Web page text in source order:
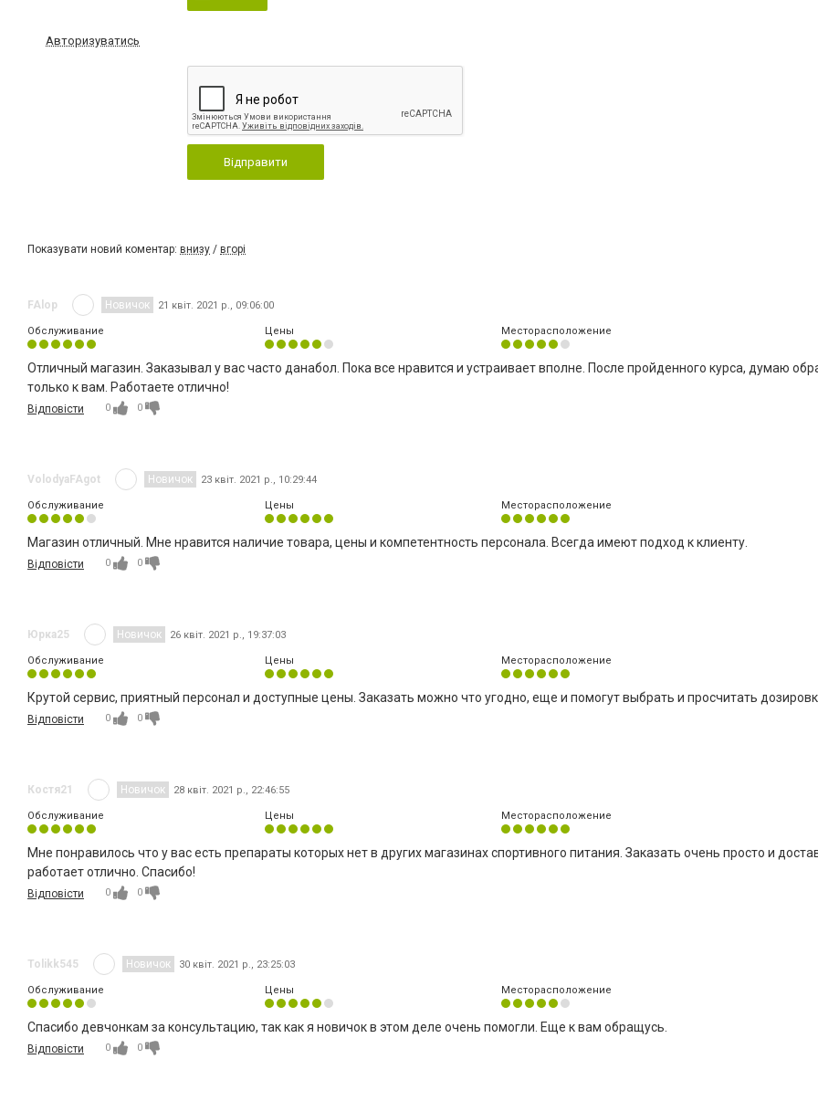
Авторизуватись
Відправити
Показувати новий коментар: внизу / вгорі
FAlop Новичок 21 квіт. 2021 р., 09:06:00
Обслуживание Цены Месторасположение
Отличный магазин. Заказывал у вас часто данабол. Пока все нравится и устраивает вполне. После пройденного курса, думаю
только к вам. Работаете отлично!
Відповісти 0 0
VolodyaFAgot Новичок 23 квіт. 2021 р., 10:29:44
Обслуживание Цены Месторасположение
Магазин отличный. Мне нравится наличие товара, цены и компетентность персонала. Всегда имеют подход к клиенту.
Відповісти 0 0
Юрка25 Новичок 26 квіт. 2021 р., 19:37:03
Обслуживание Цены Месторасположение
Крутой сервис, приятный персонал и доступные цены. Заказать можно что угодно, еще и помогут выбрать и просчитать
Відповісти 0 0
Костя21 Новичок 28 квіт. 2021 р., 22:46:55
Обслуживание Цены Месторасположение
Мне понравилось что у вас есть препараты которых нет в других магазинах спортивного питания. Заказать очень просто и
работает отлично. Спасибо!
Відповісти 0 0
Tolikk545 Новичок 30 квіт. 2021 р., 23:25:03
Обслуживание Цены Месторасположение
Спасибо девчонкам за консультацию, так как я новичок в этом деле очень помогли. Еще к вам обращусь.
Відповісти 0 0